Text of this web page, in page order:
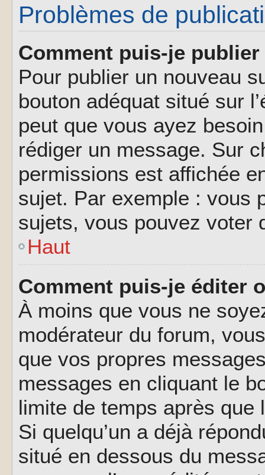
Problèmes de
Comment puis-je
Pour publier un nouveau
bouton adéquat situé sur
peut que vous ayez
rédiger un message. Sur
permissions est affichée
sujet. Par exemple : vous
sujets, vous pouvez voter
Haut
Comment puis-je éditer
À moins que vous ne
modérateur du forum,
que vos propres
messages en cliquant le
limite de temps après
Si quelqu’un a déjà
situé en dessous du